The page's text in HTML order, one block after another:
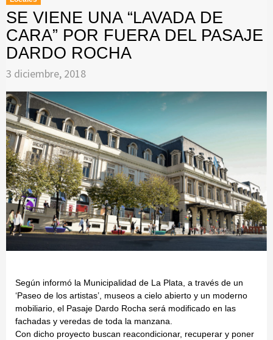
SE VIENE UNA “LAVADA DE
CARA” POR FUERA DEL PASAJE
DARDO ROCHA
3 diciembre, 2018
Según informó la Municipalidad de La Plata, a través de un
‘Paseo de los artistas’, museos a cielo abierto y un moderno
mobiliario, el Pasaje Dardo Rocha será modificado en las
fachadas y veredas de toda la manzana.
Con dicho proyecto buscan reacondicionar, recuperar y poner